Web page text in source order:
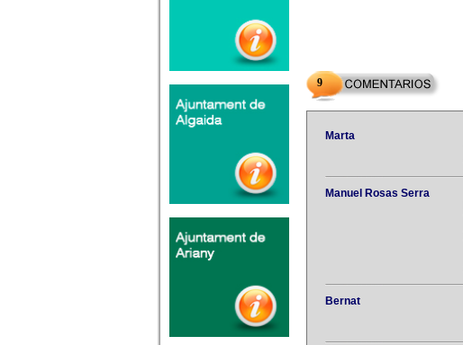
9
Marta
Manuel Rosas Serra
Bernat